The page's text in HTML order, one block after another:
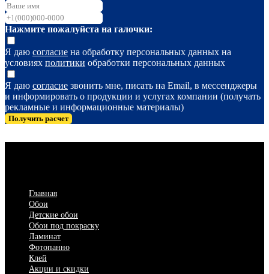
Нажмите пожалуйста на галочки:
Я даю согласие на обработку персональных данных на
условиях политики обработки персональных данных
Я даю согласие звонить мне, писать на Email, в мессенджеры
и информировать о продукции и услугах компании (получать
рекламные и информационные материалы)
Получить расчет
Главная
Обои
Детские обои
Обои под покраску
Ламинат
Фотопанно
Клей
Акции и скидки